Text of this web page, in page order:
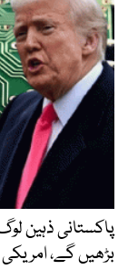
پاکستانی ذہین
بڑھیں گے،